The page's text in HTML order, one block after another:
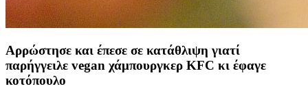
Αρρώστησε και έπεσε σε κατάθλιψη γιατί
παρήγγειλε vegan χάμπουργκερ KFC κι έφαγε
κοτόπουλο